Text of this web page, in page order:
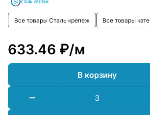
Все товары Сталь крепеж Все товары
633.46 ₽/м
В корзину